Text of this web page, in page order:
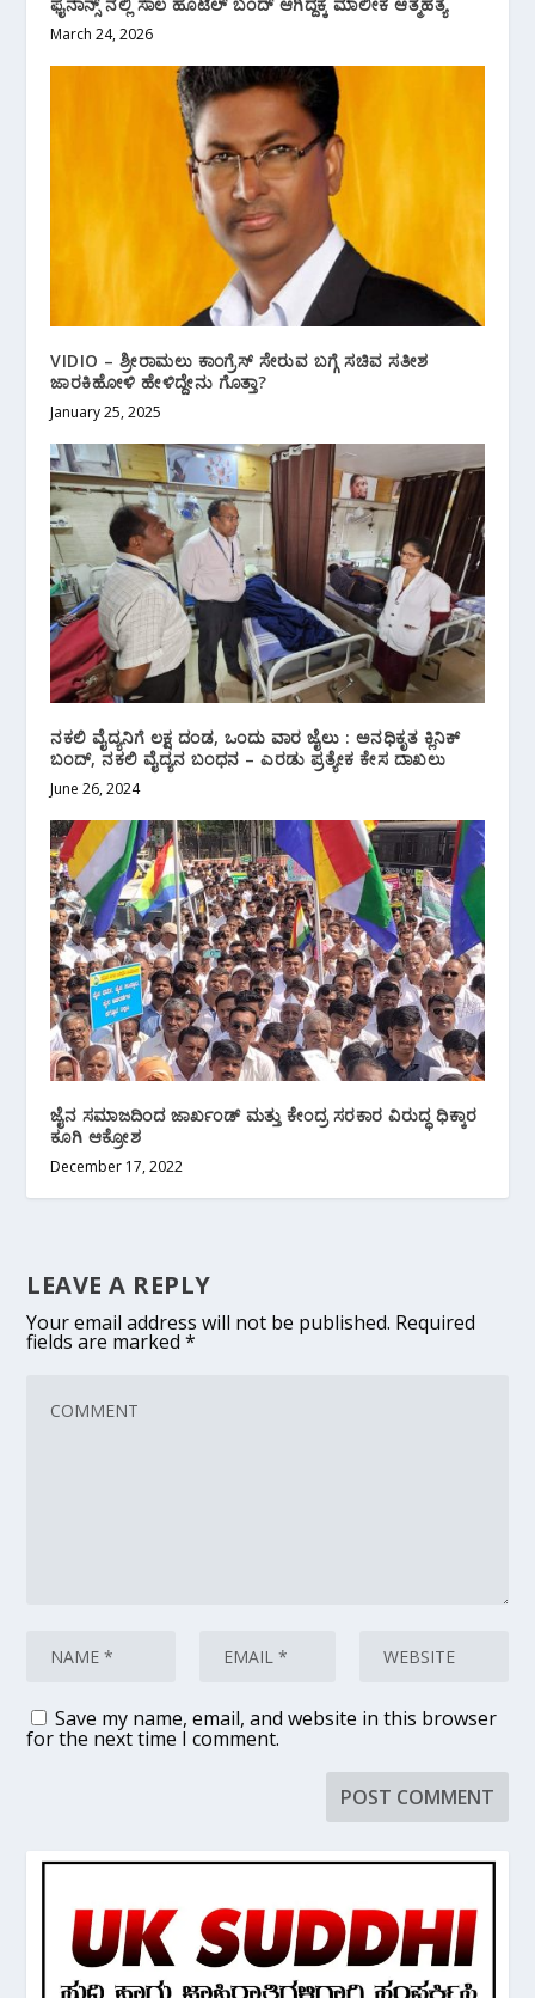
March 24, 2026
VIDIO – ಶ್ರೀರಾಮಲು ಕಾಂಗ್ರೆಸ್ ಸೇರುವ ಬಗ್ಗೆ ಸಚಿವ ಸತೀಶ
ಜಾರಕಿಹೋಳಿ ಹೇಳಿದ್ದೇನು ಗೊತ್ತಾ?
January 25, 2025
ನಕಲಿ ವೈದ್ಯನಿಗೆ ಲಕ್ಷ ದಂಡ, ಒಂದು ವಾರ ಜೈಲು : ಅನಧಿಕೃತ ಕ್ಲಿನಿಕ್‌
ಬಂದ್‌, ನಕಲಿ ವೈದ್ಯನ ಬಂಧನ – ಎರಡು‌ ಪ್ರತ್ಯೇಕ ಕೇಸ ದಾಖಲು
June 26, 2024
ಜೈನ ಸಮಾಜದಿಂದ ಜಾರ್ಖಂಡ್ ಮತ್ತು ಕೇಂದ್ರ ಸರಕಾರ ವಿರುದ್ಧ ಧಿಕ್ಕಾರ
ಕೂಗಿ ಆಕ್ರೋಶ
December 17, 2022
LEAVE A REPLY
Your email address will not be published. Required
fields are marked*
Save my name, email, and website in this browser
for the next time I comment.